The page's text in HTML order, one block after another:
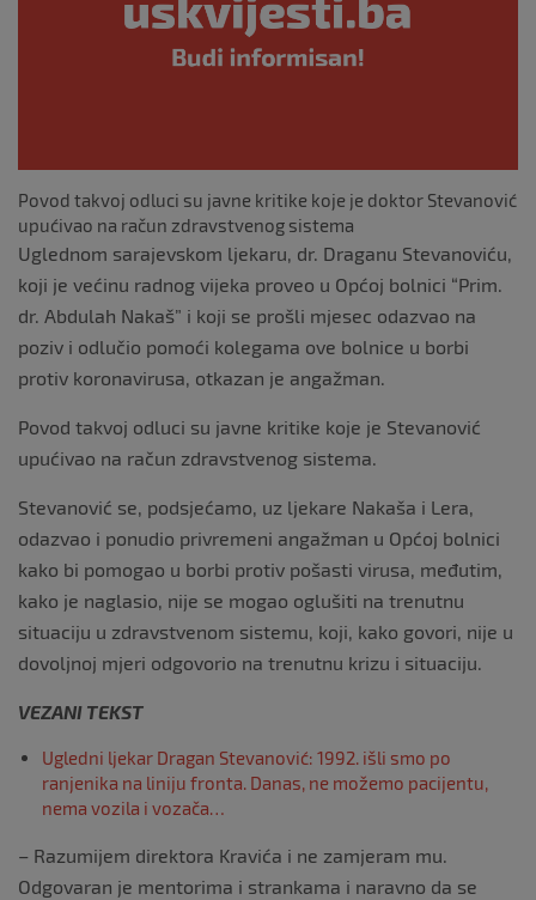
Povod takvoj odluci su javne kritike koje je doktor Stevanović
upućivao na račun zdravstvenog sistema
Uglednom sarajevskom ljekaru, dr. Draganu Stevanoviću,
koji je većinu radnog vijeka proveo u Općoj bolnici “Prim.
dr. Abdulah Nakaš” i koji se prošli mjesec odazvao na
poziv i odlučio pomoći kolegama ove bolnice u borbi
protiv koronavirusa, otkazan je angažman.
Povod takvoj odluci su javne kritike koje je Stevanović
upućivao na račun zdravstvenog sistema.
Stevanović se, podsjećamo, uz ljekare Nakaša i Lera,
odazvao i ponudio privremeni angažman u Općoj bolnici
kako bi pomogao u borbi protiv pošasti virusa, međutim,
kako je naglasio, nije se mogao oglušiti na trenutnu
situaciju u zdravstvenom sistemu, koji, kako govori, nije u
dovoljnoj mjeri odgovorio na trenutnu krizu i situaciju.
VEZANI TEKST
Ugledni ljekar Dragan Stevanović: 1992. išli smo po
ranjenika na liniju fronta. Danas, ne možemo pacijentu,
nema vozila i vozača…
– Razumijem direktora Kravića i ne zamjeram mu.
Odgovaran je mentorima i strankama i naravno da se